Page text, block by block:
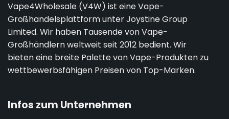
Vape4Wholesale (V4W) ist eine Vape-
Großhandelsplattform unter Joystine Group
Limited. Wir haben Tausende von Vape-
Großhändlern weltweit seit 2012 bedient. Wir
bieten eine breite Palette von Vape-Produkten zu
wettbewerbsfähigen Preisen von Top-Marken.
Infos zum Unternehmen